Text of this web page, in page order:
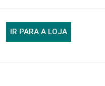
IR PARA A LOJA